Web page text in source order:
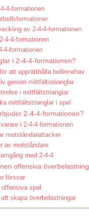
4-formationen
av 2-4-4-formationen
4-4-formationen
4-formationen
i 2-4-4-formationen?
att upprätthålla bollinnehav
genom mittfältstrianglar
i mittfältstrianglar
mittfältstrianglar i spel
2-4-4-formationen?
i 2-4-4-formationen
motståndarattacker
av motståndare
med 2-4-4
offensiva
försvar
spel
skapa överbelastningar